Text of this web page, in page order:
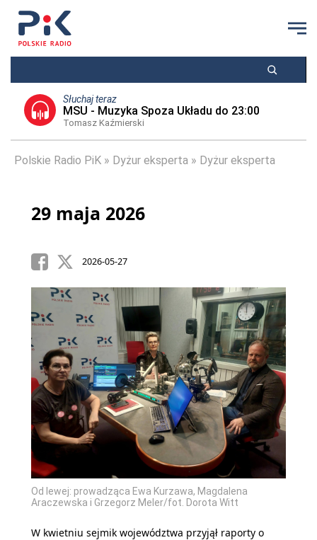
Słuchaj teraz
MSU - Muzyka Spoza Układu do 23:00
Tomasz Kaźmierski
Polskie Radio PiK Dyżur eksperta Dyżur eksperta
29 maja 2026
2026-05-27
Od lewej: prowadząca Ewa Kurzawa, Magdalena
Araczewska i Grzegorz Meler/fot. Dorota Witt
W kwietniu sejmik województwa przyjął raporty o